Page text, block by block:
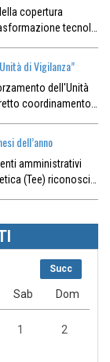
copertura
tecnol…
di Vigilanza”
dell'Unità
coordinamento…
dell’anno
amministrativi
(Tee) riconosci…
Succ
Sab Dom
1 2